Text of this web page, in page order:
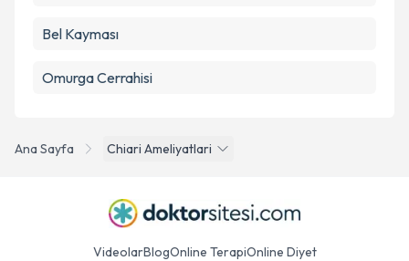
Ana Sayfa Chiari Ameliyatlari
Bel Kayması
Omurga Cerrahisi
VideolarBlogOnline TerapiOnline Diyet